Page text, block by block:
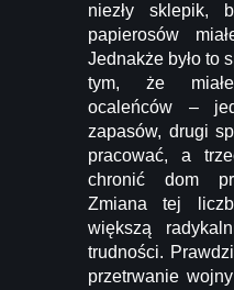
niezły sklepik,
papierosów
Jednakże było to
tym, że
ocaleńców –
zapasów, drugi
pracować, a
chronić dom
Zmiana tej
większą
trudności.
przetrwanie